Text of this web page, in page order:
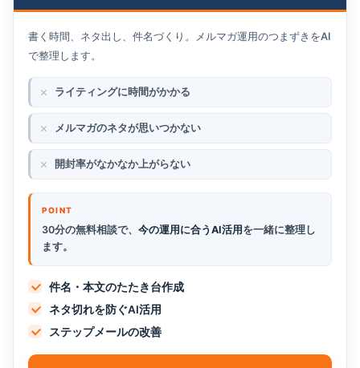
書く時間、ネタ出し、件名づくり。メルマガ運用のつまずきをAI
で整理します。
ライティングに時間がかかる
メルマガのネタが思いつかない
開封率がなかなか上がらない
30分の無料相談で、 今の運用に合うAI活用 を一緒に整理し
ます。
件名・本文のたたき台作成
ネタ切れを防ぐAI活用
ステップメールの改善